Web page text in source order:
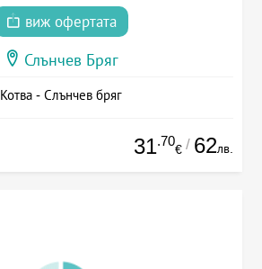
виж офертата
Слънчев Бряг
Котва - Слънчев бряг
31.70
€ / 62лв.